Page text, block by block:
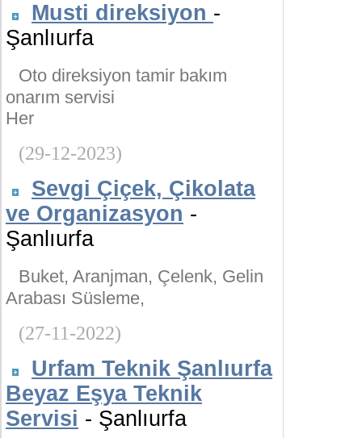
Musti direksiyon -
Şanlıurfa
Oto direksiyon tamir bakım
onarım servisi
Her
(29-12-2023)
Sevgi Çiçek, Çikolata
ve Organizasyon -
Şanlıurfa
Buket, Aranjman, Çelenk, Gelin
Arabası Süsleme,
(27-11-2022)
Urfam Teknik Şanlıurfa
Beyaz Eşya Teknik
Servisi - Şanlıurfa